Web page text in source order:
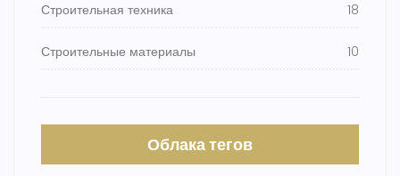
Строительная техника 18
Строительные материалы 10
Облака тегов